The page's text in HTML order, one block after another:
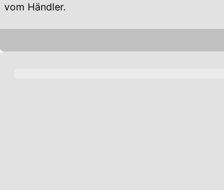
vom Händler.